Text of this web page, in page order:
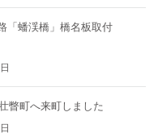
「蟠渓橋」橋名板取付
瞥町へ来町しました